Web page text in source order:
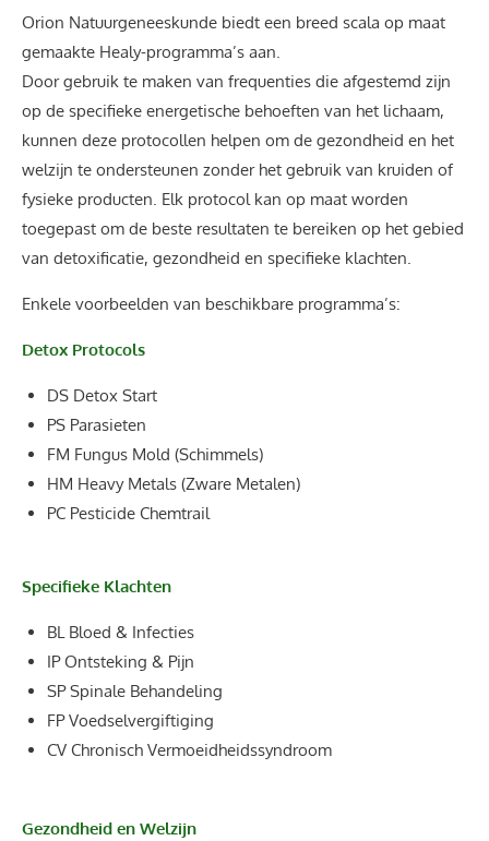
Orion Natuurgeneeskunde biedt een breed scala op maat
gemaakte Healy-programma’s aan.
Door gebruik te maken van frequenties die afgestemd zijn
op de specifieke energetische behoeften van het lichaam,
kunnen deze protocollen helpen om de gezondheid en het
welzijn te ondersteunen zonder het gebruik van kruiden of
fysieke producten. Elk protocol kan op maat worden
toegepast om de beste resultaten te bereiken op het gebied
van detoxificatie, gezondheid en specifieke klachten.
Enkele voorbeelden van beschikbare programma’s:
Detox Protocols
DS Detox Start
PS Parasieten
FM Fungus Mold (Schimmels)
HM Heavy Metals (Zware Metalen)
PC Pesticide Chemtrail
Specifieke Klachten
BL Bloed & Infecties
IP Ontsteking & Pijn
SP Spinale Behandeling
FP Voedselvergiftiging
CV Chronisch Vermoeidheidssyndroom
Gezondheid en Welzijn